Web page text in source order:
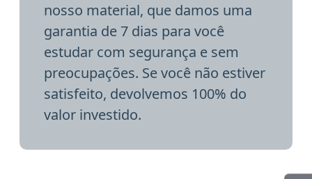
nosso material, que damos uma
garantia de 7 dias para você
estudar com segurança e sem
preocupações. Se você não estiver
satisfeito, devolvemos 100% do
valor investido.